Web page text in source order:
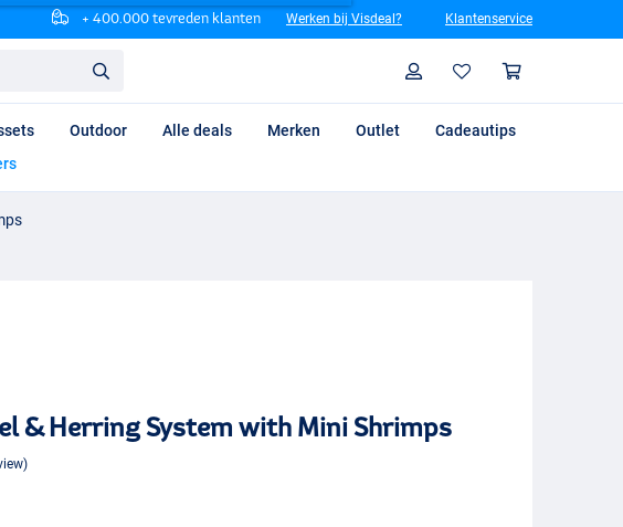
+ 400.000 tevreden klanten Werken bij Visdeal? Klantenservice
Profiel
Outdoor Alle deals Merken Outlet
Cadeautips
& Herring System with Mini Shrimps